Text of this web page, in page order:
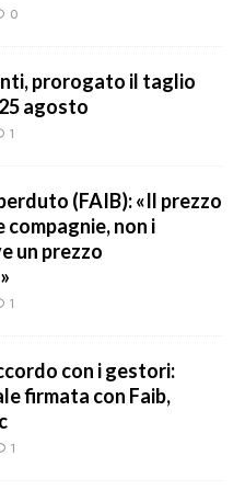
0
prorogato il taglio
agosto
1
(FAIB): «Il prezzo
compagnie, non i
un prezzo
1
con i gestori:
firmata con Faib,
1